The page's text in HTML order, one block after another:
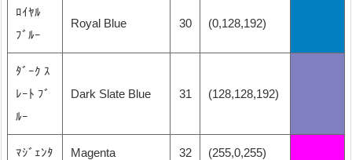
ﾛｲﾔﾙ
ﾌﾞﾙｰ
Royal Blue 30 (0,128,192)
ﾀﾞｰｸ ｽ
ﾚｰﾄ ﾌﾞ
ﾙｰ
Dark Slate Blue 31 (128,128,192)
ﾏｼﾞｪﾝﾀ Magenta 32 (255,0,255)